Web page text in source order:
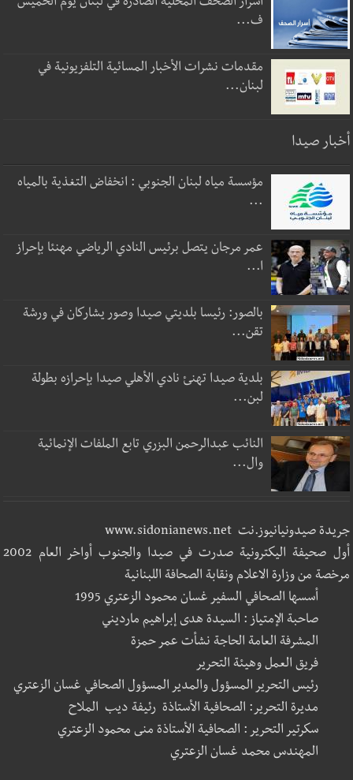
أسرار الصحف المحلية الصادرة في لبنان يوم الخميس
ف...
مقدمات نشرات الأخبار المسائية التلفزيونية في
لبنان...
أخبار صيدا
مؤسسة مياه لبنان الجنوبي : انخفاض التغذية بالمياه
...
عمر مرجان يتصل برئيس النادي الرياضي مهنئا بإحراز
ا...
بالصور: رئيسا بلديتي صيدا وصور يشاركان في ورشة
تقن...
بلدية صيدا تهنئ نادي الأهلي صيدا بإحرازه بطولة
لبن...
النائب عبدالرحمن البزري تابع الملفات الإنمائية
وال...
جريدة صيدونيانيوز.نت www.sidonianews.net
أول صحيفة اليكترونية صدرت في صيدا والجنوب أواخر العام 2002
مرخصة من وزارة الاعلام ونقابة الصحافة اللبنانية
أسسها الصحافي السفير غسان محمود الزعتري 1995
صاحبة الإمتياز : السيدة هدى إبراهيم مارديني
المشرفة العامة الحاجة نشأت عمر حمزة
فريق العمل وهيئة التحرير
رئيس التحرير المسؤول والمدير المسؤول الصحافي غسان الزعتري
مديرة التحرير: الصحافية الأستاذة رئيفة ديب الملاح
سكرتير التحرير : الصحافية الأستاذة منى محمود الزعتري
المهندس محمد غسان الزعتري